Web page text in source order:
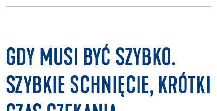
GDY MUSI BYĆ SZYBKO.
SZYBKIE SCHNIĘCIE, KRÓTKI